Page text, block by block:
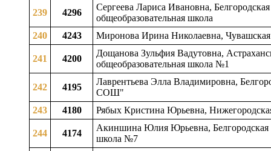
239 4296
Сергеева Лариса Ивановна,
общеобразовательная школа
240
4243 Миронова Ирина Николаевна,
241 4200
Дощанова Зульфия Вадутовна,
общеобразовательная школа №1
242 4195
Лаврентьева Элла Владимировна,
СОШ"
243
4180 Рябых Кристина Юрьевна,
244 4174
Акиншина Юлия Юрьевна, Белгородская
школа №7